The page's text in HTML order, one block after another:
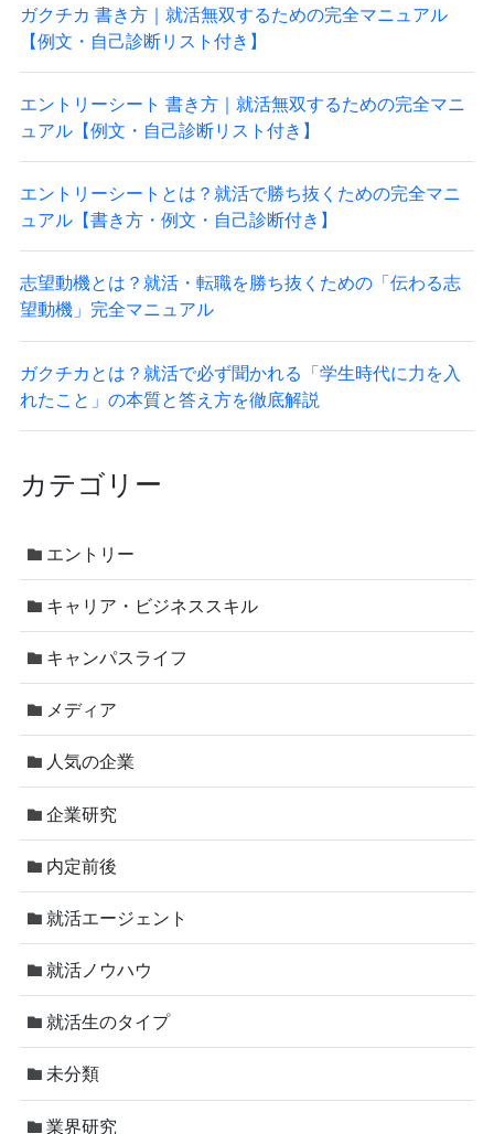
ガクチカ 書き方｜就活無双するための完全マニュアル
【例文・自己診断リスト付き】
エントリーシート 書き方｜就活無双するための完全マニ
ュアル【例文・自己診断リスト付き】
エントリーシートとは？就活で勝ち抜くための完全マニ
ュアル【書き方・例文・自己診断付き】
志望動機とは？就活・転職を勝ち抜くための「伝わる志
望動機」完全マニュアル
ガクチカとは？就活で必ず聞かれる「学生時代に力を入
れたこと」の本質と答え方を徹底解説
カテゴリー
エントリー
キャリア・ビジネススキル
キャンパスライフ
メディア
人気の企業
企業研究
内定前後
就活エージェント
就活ノウハウ
就活生のタイプ
未分類
業界研究